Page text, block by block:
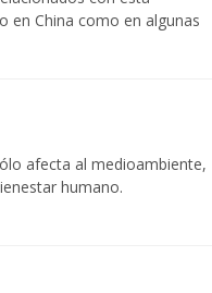
en China como en algunas
afecta al medioambiente,
humano.